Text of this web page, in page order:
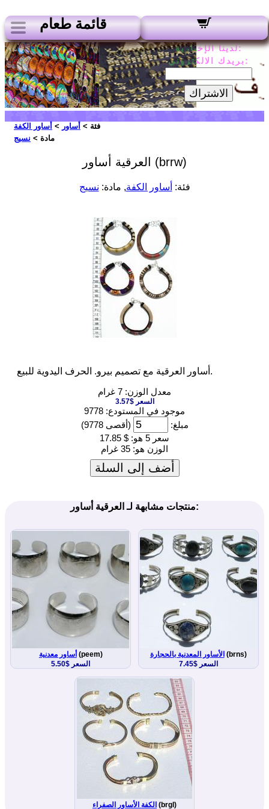
قائمة طعام
لدينا الإخبارية:
بريدك الالكتروني:
الاشتراك
فئة > أساور > أساور الكفة
مادة > نسيج
العرقية أساور (brrw)
فئة: أساور الكفة, مادة: نسيج
أساور العرقية مع تصميم بيرو. الحرف اليدوية للبيع.
معدل الوزن: 7 غرام
السعر $3.57
موجود في المستودع: 9778
مبلغ:
(أقصى 9778)
سعر 5 هو:
$ 17.85
الوزن هو: 35 غرام
أضف إلى السلة
منتجات مشابهة لـ العرقية أساور:
أساور معدنية(peem)
السعر $5.50
الأساور المعدنية بالحجارة(brns)
السعر $7.45
الكفة الأساور الصفراء (brgl)